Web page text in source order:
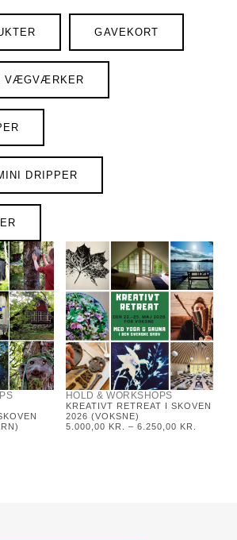
GAVEKORT
VÆGVÆRKER
DRIPPER
HOLD & WORKSHOPS
KREATIVT RETREAT I SKOVEN
2026 (VOKSNE)
5.000,00 KR. – 6.250,00 KR.